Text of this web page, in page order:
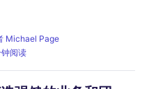
Michael Page
钟阅读